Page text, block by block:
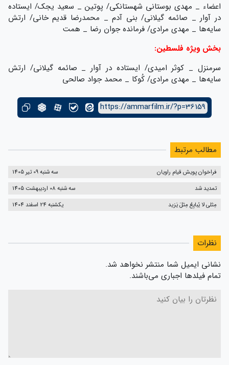
اعضاء _ مهدی بوستانی شهستانکی/ پوتین _ سعید یجک/ ایستاده
در آوار _ صائمه گیلانی/ بنی آدم _ محمدرضا قدیم خانی/ ارتش
سایه‌ها _ مهدی مرادی/ فرمانده جوان رضا _ همت
بخش ویژه فلسطین:
سرمنزل _ کوثر امیدی/ ایستاده در آوار _ صائمه گیلانی/ ارتش
سایه‌ها _ مهدی مرادی/ کُوکا _ محمد جواد صالحی
https://ammarfilm.ir/?p=36159
مطالب مرتبط
فراخوان پویش قیام راویان
سه شنبه 09 تیر 1405
تمدید شد
سه شنبه 08 اردیبهشت 1405
مِثلی لا یُبایِعُ مِثلَ یَزید
یکشنبه 24 اسفند 1404
نظرات
نشانی ایمیل شما منتشر نخواهد شد.
تمام فیلدها اجباری می‌باشند.